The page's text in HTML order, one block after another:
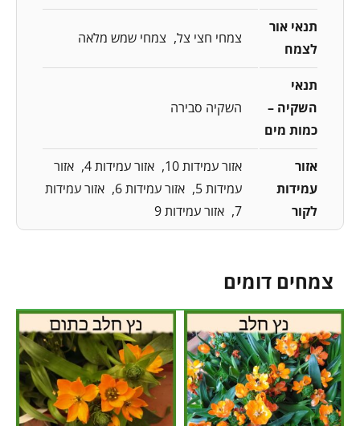
תנאי אור
לצמח
צמחי חצי צל צמחי שמש מלאה
תנאי
השקיה –
כמות מים
השקיה סבירה
אזור
עמידות
לקור
אזור עמידות 10 אזור עמידות 4
אזור
עמידות 5
אזור עמידות 6
אזור עמידות
7 אזור עמידות 9
צמחים דומים